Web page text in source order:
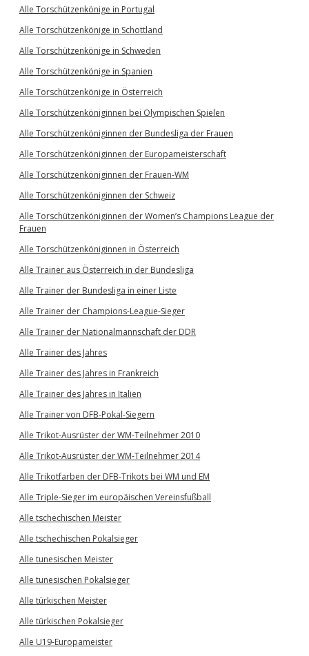
Alle Torschützenkönige in Portugal
Alle Torschützenkönige in Schottland
Alle Torschützenkönige in Schweden
Alle Torschützenkönige in Spanien
Alle Torschützenkönige in Österreich
Alle Torschützenköniginnen bei Olympischen Spielen
Alle Torschützenköniginnen der Bundesliga der Frauen
Alle Torschützenköniginnen der Europameisterschaft
Alle Torschützenköniginnen der Frauen-WM
Alle Torschützenköniginnen der Schweiz
Alle Torschützenköniginnen der Women’s Champions League der
Frauen
Alle Torschützenköniginnen in Österreich
Alle Trainer aus Österreich in der Bundesliga
Alle Trainer der Bundesliga in einer Liste
Alle Trainer der Champions-League-Sieger
Alle Trainer der Nationalmannschaft der DDR
Alle Trainer des Jahres
Alle Trainer des Jahres in Frankreich
Alle Trainer des Jahres in Italien
Alle Trainer von DFB-Pokal-Siegern
Alle Trikot-Ausrüster der WM-Teilnehmer 2010
Alle Trikot-Ausrüster der WM-Teilnehmer 2014
Alle Trikotfarben der DFB-Trikots bei WM und EM
Alle Triple-Sieger im europäischen Vereinsfußball
Alle tschechischen Meister
Alle tschechischen Pokalsieger
Alle tunesischen Meister
Alle tunesischen Pokalsieger
Alle türkischen Meister
Alle türkischen Pokalsieger
Alle U19-Europameister